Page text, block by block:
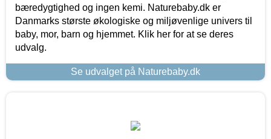
bæredygtighed og ingen kemi. Naturebaby.dk er
Danmarks største økologiske og miljøvenlige univers til
baby, mor, barn og hjemmet. Klik her for at se deres
udvalg.
Se udvalget på Naturebaby.dk